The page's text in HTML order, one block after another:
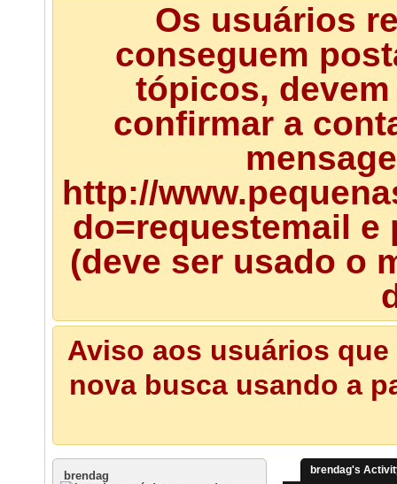
Os usuários
conseguem
tópicos,
confirmar a
http://
do=requestemail
(deve ser usado o
Aviso aos usuários
nova busca usando a
brendag brendag's